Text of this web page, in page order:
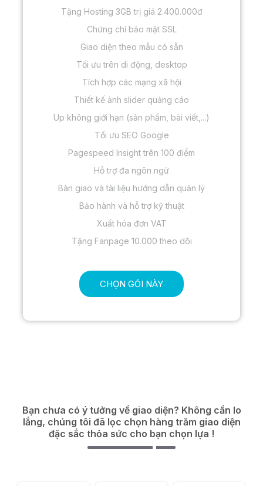
Tặng Hosting 3GB trị giá 2.400.000đ
Chứng chỉ bảo mật SSL
Giao diện theo mẫu có sẵn
Tối ưu trên di động, desktop
Tích hợp các mạng xã hội
Thiết kế ảnh slider quảng cáo
Up không giới hạn (sản phẩm, bài viết,...)
Tối ưu SEO Google
Pagespeed Insight trên 100 điểm
Hỗ trợ đa ngôn ngữ
Bàn giao và tài liệu hướng dẫn quản lý
Bảo hành và hỗ trợ kỹ thuật
Xuất hóa đơn VAT
Tặng Fanpage 10.000 theo dõi
CHỌN GÓI NÀY
Bạn chưa có ý tưởng về giao diện? Không cần lo
lắng, chúng tôi đã lọc chọn hàng trăm giao diện
đặc sắc thỏa sức cho bạn chọn lựa !